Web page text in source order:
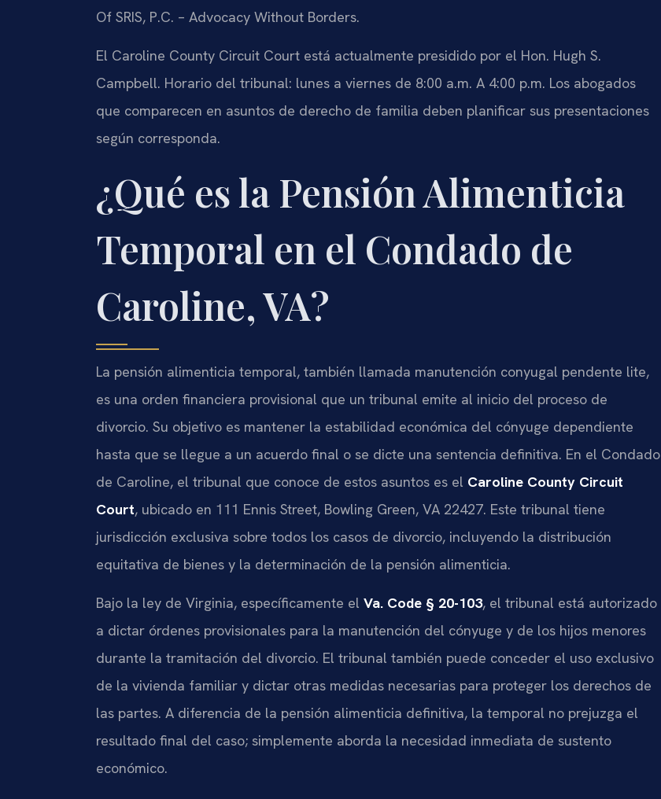
Of SRIS, P.C. – Advocacy Without Borders.
El Caroline County Circuit Court está actualmente presidido por el Hon. Hugh S.
Campbell. Horario del tribunal: lunes a viernes de 8:00 a.m. A 4:00 p.m. Los abogados
que comparecen en asuntos de derecho de familia deben planificar sus presentaciones
según corresponda.
¿Qué es la Pensión Alimenticia
Temporal en el Condado de
Caroline, VA?
La pensión alimenticia temporal, también llamada manutención conyugal pendente lite,
es una orden financiera provisional que un tribunal emite al inicio del proceso de
divorcio. Su objetivo es mantener la estabilidad económica del cónyuge dependiente
hasta que se llegue a un acuerdo final o se dicte una sentencia definitiva. En el Condado
de Caroline, el tribunal que conoce de estos asuntos es el Caroline County Circuit
Court, ubicado en 111 Ennis Street, Bowling Green, VA 22427. Este tribunal tiene
jurisdicción exclusiva sobre todos los casos de divorcio, incluyendo la distribución
equitativa de bienes y la determinación de la pensión alimenticia.
Bajo la ley de Virginia, específicamente el Va. Code § 20-103, el tribunal está autorizado
a dictar órdenes provisionales para la manutención del cónyuge y de los hijos menores
durante la tramitación del divorcio. El tribunal también puede conceder el uso exclusivo
de la vivienda familiar y dictar otras medidas necesarias para proteger los derechos de
las partes. A diferencia de la pensión alimenticia definitiva, la temporal no prejuzga el
resultado final del caso; simplemente aborda la necesidad inmediata de sustento
económico.